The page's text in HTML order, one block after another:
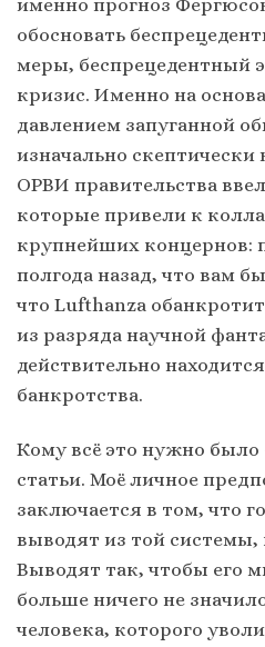
именно прогноз
обосновать
меры, беспрецедентный
кризис. Именно на
давлением запуганной
изначально
ОРВИ правительства
которые привели к
крупнейших концернов:
полгода назад, что вам
что Lufthanza
из разряда научной
действительно
банкротства.
Кому всё это нужно было
статьи. Моё личное
заключается в том, что
выводят из той
Выводят так, чтобы его
больше ничего не
человека, которого